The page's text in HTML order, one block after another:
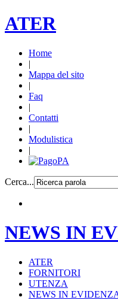
ATER
Home
|
Mappa del sito
|
Faq
|
Contatti
|
Modulistica
|
Cerca...
NEWS IN
ATER
FORNITORI
UTENZA
NEWS IN